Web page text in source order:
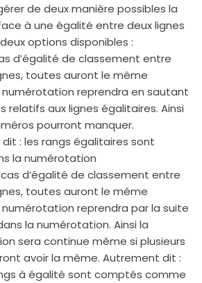
de deux manière possibles la
à une égalité entre deux lignes
options disponibles :
d’égalité de classement entre
toutes auront le même
numérotation reprendra en sautant
relatifs aux lignes égalitaires. Ainsi
pourront manquer.
: les rangs égalitaires sont
la numérotation
d’égalité de classement entre
toutes auront le même
numérotation reprendra par la suite
la numérotation. Ainsi la
sera continue même si plusieurs
avoir la même. Autrement dit :
à égalité sont comptés comme